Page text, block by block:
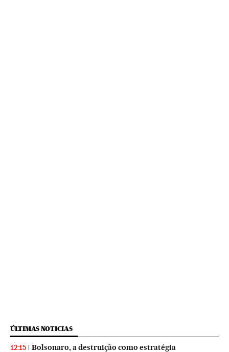
ÚLTIMAS NOTICIAS
12:15 Bolsonaro, a destruição como estratégia